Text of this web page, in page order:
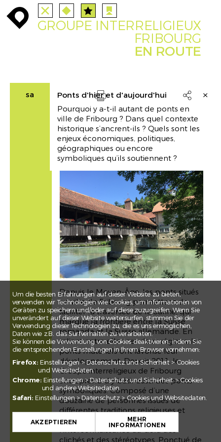
enroute enroute ALLE station STATIONEN
event EVENTS agenda FILTER enroute INFO
+
close route angebote anreise
GROUPE INTERRELIGIEUX
FRIBOURG
EN ROUTE
sa Ponts d'hier et d'aujourd'hui
Drucken

Pourquoi y a-t-il autant de ponts en
ville de Fribourg ? Dans quel contexte
historique s’ancrent-ils ? Quels sont les
enjeux économiques, politiques,
géographiques ou encore
symboliques qu’ils soutiennent ?
Depuis le Moyen-Âge, les ponts situés
en ville de Fribourg permettent de
faciliter la traversée de la Sarine, qui
marque la frontière entre la Suisse
romande et la Suisse allemande. En
reliant entre elles ces deux régions, les
ponts matériels ont favorisé leur
développement. Depuis 2011, le
Groupe interreligieux de Fribourg
entreprend d’y bâtir aussi des ponts
symboliques. Composé d’une
douzaine de personnes issues de
différentes traditions religieuses et
culturelles, il promeut
l’interconnaissance au-delà des
Um die besten Erfahrungen auf dieser Website zu bieten,
verwenden wir Technologien wie Cookies, um Informationen von
Geräten zu speichern und/oder auf diese zuzugreifen. Wenn Sie
unverändert auf dieser Website weitersurfen, stimmen Sie der
Verwendung dieser Technologien zu, die es uns ermöglichen,
Daten wie z.B. das Surfverhalten zu verarbeiten.
Sie können die Verwendung von Cookies deaktivieren, indem Sie
die entsprechenden Einstellungen in Ihrem Browser vornehmen:
Firefox: Einstellungen > Datenschutz und Sicherheit > Cookies
und Websitedaten.
Chrome: Einstellungen > Datenschutz und Sicherheit > Cookies
und andere Websitedaten.
Safari: Einstellungen > Datenschutz > Cookies und Websitedaten.
AKZEPTIEREN MEHR
INFORMATIONEN